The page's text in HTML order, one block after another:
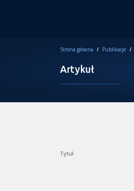
Strona główna / Publikacje /
Artykuł
Tytuł